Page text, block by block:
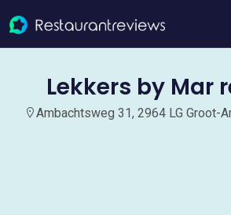
Lekkers by Mar
Ambachtsweg 31, 2964 LG Groot-